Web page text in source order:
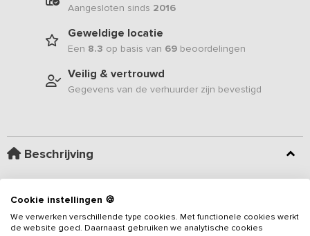
Aangesloten sinds 2016
Geweldige locatie
Een 8.3 op basis van 69 beoordelingen
Veilig & vertrouwd
Gegevens van de verhuurder zijn bevestigd
Beschrijving
landgoed van een voormalige boerderij ligt deze
groepsaccommodatie. Houd je van rust, ruimte en een prachtige
omgeving midden in de natuur, dan ben je bij ditvakantieadres
Cookie instellingen 🍪
We verwerken verschillende type cookies. Met functionele cookies werkt
de website goed. Daarnaast gebruiken we analytische cookies